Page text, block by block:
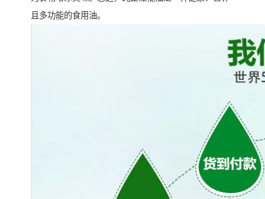
且多功能的食用油。